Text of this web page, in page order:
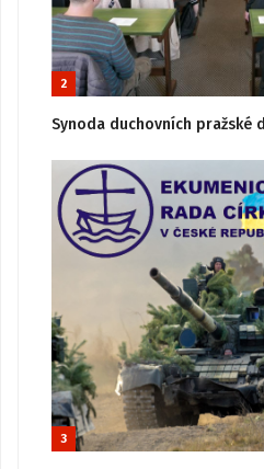
2
Synoda duchovních pražské
3